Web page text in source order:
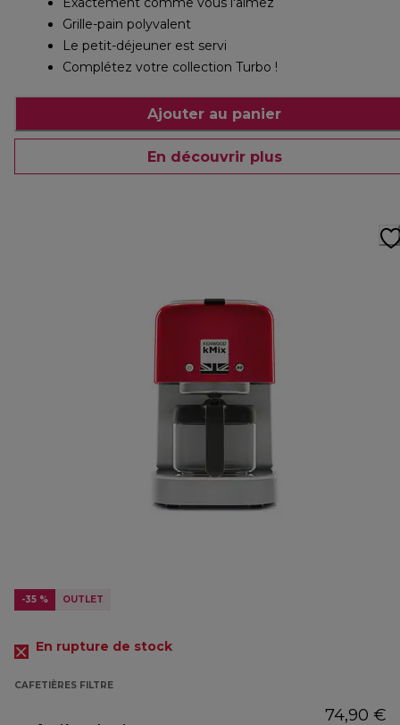
Grille-pain polyvalent
Le petit-déjeuner est servi
Complétez votre collection Turbo !
Ajouter au panier
En découvrir plus
-35 % OUTLET
En rupture de stock
CAFETIÈRES FILTRE
74,90 €